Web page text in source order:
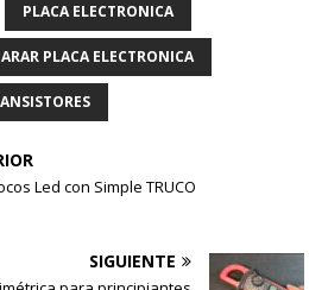
PLACA ELECTRONICA
PLACA ELECTRONICA
Led con Simple TRUCO
SIGUIENTE